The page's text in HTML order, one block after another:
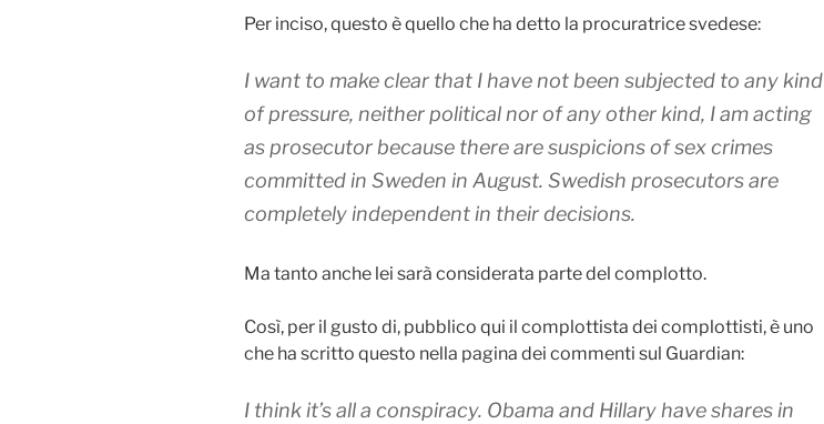
Per inciso, questo è quello che ha detto la procuratrice svedese:
I want to make clear that I have not been subjected to any kind
of pressure, neither political nor of any other kind, I am acting
as prosecutor because there are suspicions of sex crimes
committed in Sweden in August. Swedish prosecutors are
completely independent in their decisions.
Ma tanto anche lei sarà considerata parte del complotto.
Così, per il gusto di, pubblico qui il complottista dei complottisti, è uno
che ha scritto questo nella pagina dei commenti sul Guardian:
I think it’s all a conspiracy. Obama and Hillary have shares in